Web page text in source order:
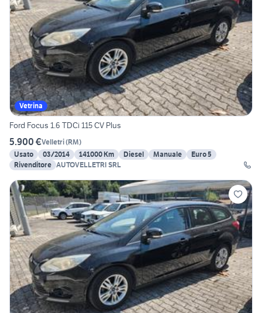
Vetrina
Ford Focus 1.6 TDCi 115 CV Plus
5.900 €Velletri(RM)
Usato
03/2014 141000 Km Diesel Manuale
Euro 5
Rivenditore AUTOVELLETRI SRL